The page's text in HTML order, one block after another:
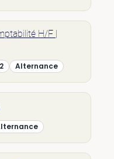
H/F |
Alternance